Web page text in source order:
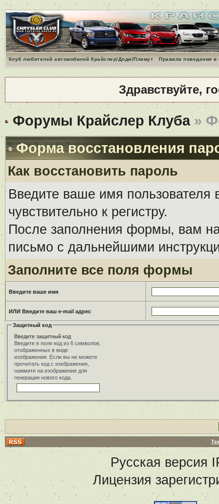
Клуб любителей автомобилей Крайслер/Додж/Плимут Правила поведения
Здравствуйте,
Форумы Крайслер Клуба»
Форма восстановления
Как восстановить пароль
Введите ваше имя
чувствительно к регистру.
После заполнения формы, вам на
письмо с дальнейшими
Заполните все поля формы
Введите ваше имя
ИЛИ Введите ваш e-mail адрес
Защитный код
Введите защитный код
Введите в поле код из 6 символов,
отображенных в виде
изображения. Если вы не можете
прочитать код с изображения,
нажмите на изображение для
генерации нового кода.
Русская версия
Лицензия